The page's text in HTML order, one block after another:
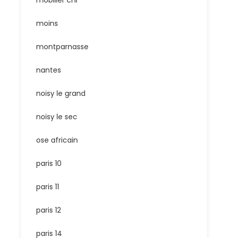
moins
montparnasse
nantes
noisy le grand
noisy le sec
ose africain
paris 10
paris 11
paris 12
paris 14